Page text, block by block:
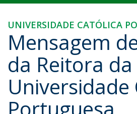
UNIVERSIDADE CATÓLICA
Mensagem
da Reitora da
Universidade